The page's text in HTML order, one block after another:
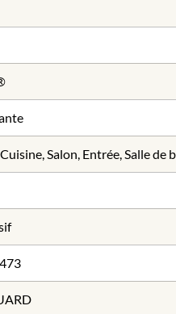
Salon, Entrée, Salle de